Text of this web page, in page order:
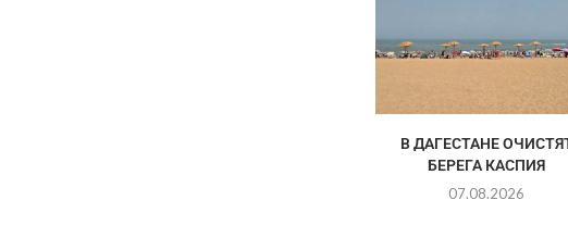
В ДАГЕСТАНЕ
БЕРЕГА КАСПИЯ
07.08.2026